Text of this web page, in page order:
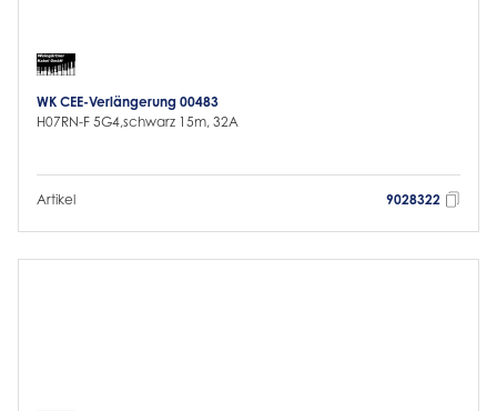
WK CEE-Verlängerung 00483
H07RN-F 5G4,schwarz 15m, 32A
Artikel 9028322